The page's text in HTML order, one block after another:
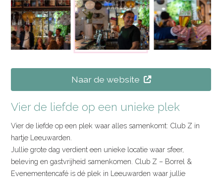
Naar de website
Vier de liefde op een unieke plek
Vier de liefde op een plek waar alles samenkomt: Club Z in
hartje Leeuwarden.
Jullie grote dag verdient een unieke locatie waar sfeer,
beleving en gastvrijheid samenkomen. Club Z – Borrel &
Evenementencafé is dé plek in Leeuwarden waar jullie